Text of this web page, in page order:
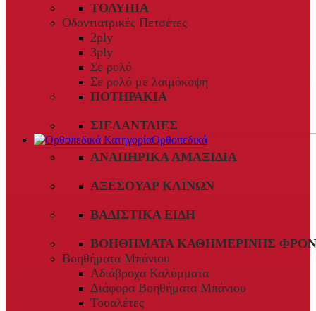
ΤΟΛΎΠΙΑ
Οδοντιατρικές Πετσέτες
2ply
3ply
Σε ρολό
Σε ρολό με λαιμόκοψη
ΠΟΤΗΡΆΚΙΑ
ΣΙΕΛΑΝΤΛΊΕΣ
Ορθοπεδικά
ΑΝΑΠΗΡΙΚΆ ΑΜΑΞΊΔΙΑ
ΑΞΕΣΟΥΆΡ ΚΛΙΝΏΝ
ΒΑΔΙΣΤΙΚΆ ΕΊΔΗ
ΒΟΗΘΉΜΑΤΑ ΚΑΘΗΜΕΡΙΝΉΣ
Βοηθήματα Μπάνιου
Αδιάβροχα Καλύμματα
Διάφορα Βοηθήματα Μπάνιου
Τουαλέτες